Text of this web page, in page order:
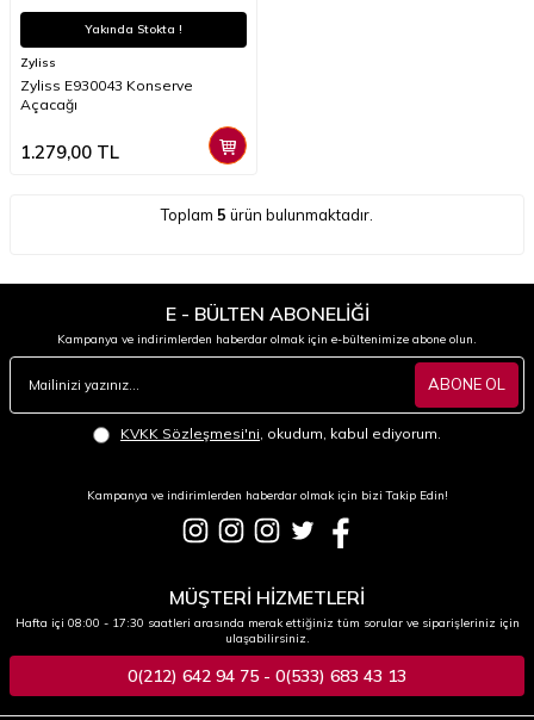
Yakında Stokta !
Zyliss
Zyliss E930043 Konserve
Açacağı
1.279,00 TL
Toplam 5 ürün bulunmaktadır.
E - BÜLTEN ABONELİĞİ
Kampanya ve indirimlerden haberdar olmak için e-bültenimize abone olun.
ABONE OL
KVKK Sözleşmesi'ni , okudum, kabul ediyorum.
Kampanya ve indirimlerden haberdar olmak için bizi Takip Edin!
MÜŞTERİ HİZMETLERİ
Hafta içi 08:00 - 17:30 saatleri arasında merak ettiğiniz tüm sorular ve siparişleriniz için
ulaşabilirsiniz.
0(212) 642 94 75 - 0(533) 683 43 13